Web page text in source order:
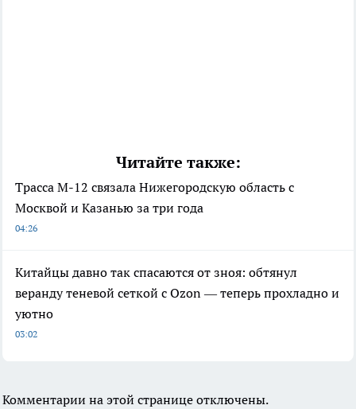
Читайте также:
Трасса М-12 связала Нижегородскую область с
Москвой и Казанью за три года
04:26
Китайцы давно так спасаются от зноя: обтянул
веранду теневой сеткой с Ozon — теперь прохладно и
уютно
03:02
Комментарии на этой странице отключены.